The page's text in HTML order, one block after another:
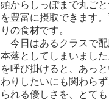
頭からしっぽまで丸ご
を豊富に摂取できます
りの食材です。
今日はあるクラスで配
本落としてしまいまし
を呼び掛けると、あっ
わりしたいにも関わら
られる優しさを、とて